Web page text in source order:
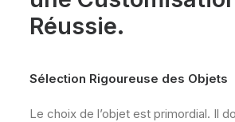
Réussie.
Sélection Rigoureuse des Objets
Le choix de l’objet est primordial. Il